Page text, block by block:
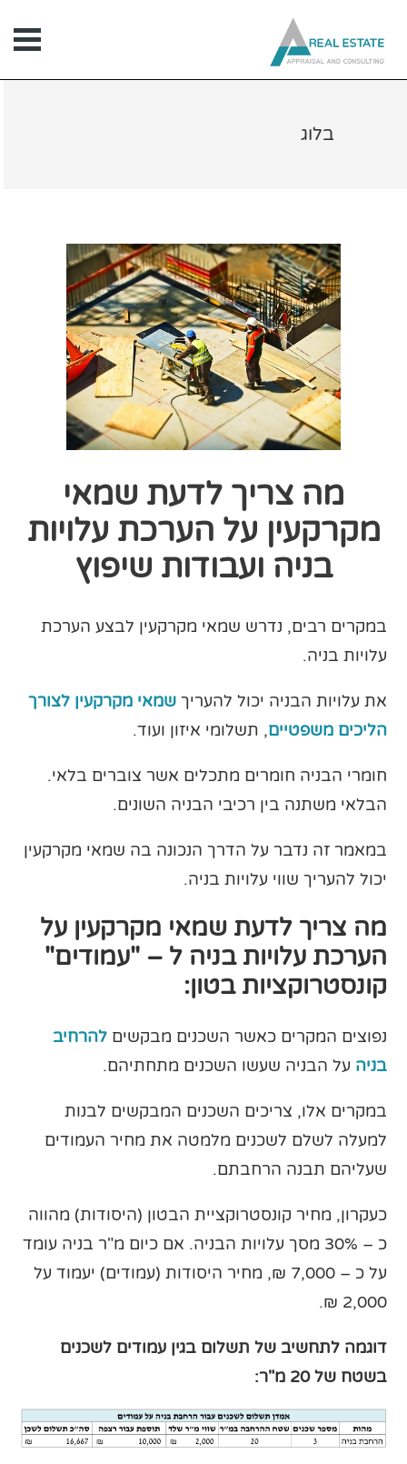
בלוג
מה צריך לדעת שמאי
מקרקעין על הערכת עלויות
בניה ועבודות שיפוץ
במקרים רבים, נדרש שמאי מקרקעין לבצע הערכת
עלויות בניה.
את עלויות הבניה יכול להעריךשמאי מקרקעין לצורך
הליכים משפטיים, תשלומי איזון ועוד.
חומרי הבניה חומרים מתכלים אשר צוברים בלאי.
הבלאי משתנה בין רכיבי הבניה השונים.
במאמר זה נדבר על הדרך הנכונה בה שמאי מקרקעין
יכול להעריך שווי עלויות בניה.
מה צריך לדעת שמאי מקרקעין על
הערכת עלויות בניה ל – "עמודים"
קונסטרוקציות בטון:
נפוצים המקרים כאשר השכנים מבקשיםלהרחיב
בניה על הבניה שעשו השכנים מתחתיהם.
במקרים אלו, צריכים השכנים המבקשים לבנות
למעלה לשלם לשכנים מלמטה את מחיר העמודים
שעליהם תבנה הרחבתם.
כעקרון, מחיר קונסטרוקציית הבטון (היסודות) מהווה
כ – 30% מסך עלויות הבניה. אם כיום מ"ר בניה עומד
על כ – 7,000 ₪, מחיר היסודות (עמודים) יעמוד על
2,000 ₪.
דוגמה לתחשיב של תשלום בגין עמודים לשכנים
בשטח של 20 מ"ר: